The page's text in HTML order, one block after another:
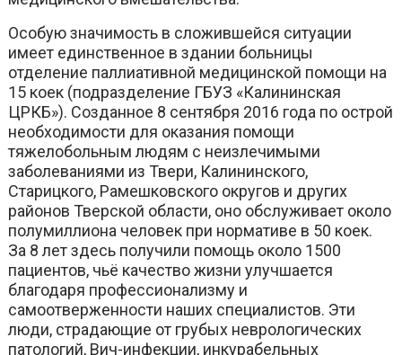
Особую значимость в сложившейся ситуации
имеет единственное в здании больницы
отделение паллиативной медицинской помощи на
15 коек (подразделение ГБУЗ «Калининская
ЦРКБ»). Созданное 8 сентября 2016 года по острой
необходимости для оказания помощи
тяжелобольным людям с неизлечимыми
заболеваниями из Твери, Калининского,
Старицкого, Рамешковского округов и других
районов Тверской области, оно обслуживает около
полумиллиона человек при нормативе в 50 коек.
За 8 лет здесь получили помощь около 1500
пациентов, чьё качество жизни улучшается
благодаря профессионализму и
самоотверженности наших специалистов. Эти
люди, страдающие от грубых неврологических
патологий, Вич-инфекции, инкурабельных